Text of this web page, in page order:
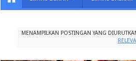
MENAMPILKAN POSTINGAN YANG